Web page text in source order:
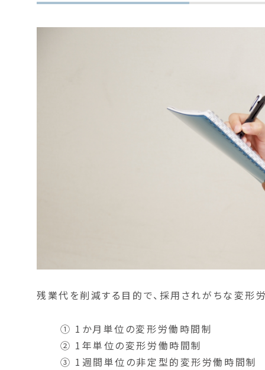
残業代を削減する目的で、採用されがちな変形
① 1か月単位の変形労働時間制
② 1年単位の変形労働時間制
③ 1週間単位の非定型的変形労働時間制